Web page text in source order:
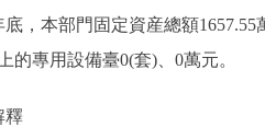
本部門固定資産總額1657.55
的專用設備臺0(套)、0萬元。